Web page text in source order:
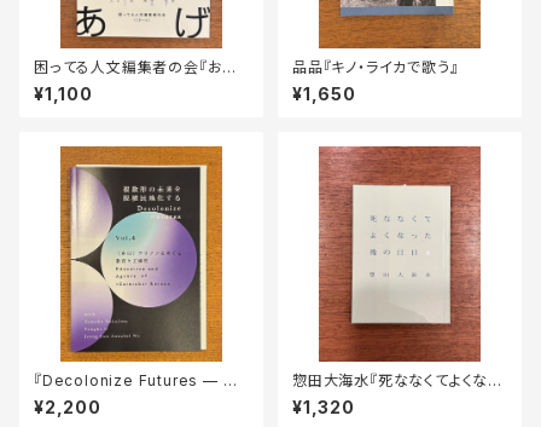
困ってる人文編集者の会『おて
あげ』第5号
¥1,100
品品『キノ・ライカで歌う』
¥1,650
『Decolonize Futures — 複
数形の未来を脱植民地化する
— Vol. 4「〈在日〉コリアンをめ
¥2,200
惣田大海水『死ななくてよくなっ
た後の日日 2』
¥1,320